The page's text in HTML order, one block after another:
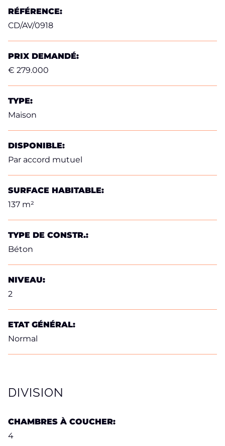
RÉFÉRENCE:
CD/AV/0918
PRIX DEMANDÉ:
€ 279.000
TYPE:
Maison
DISPONIBLE:
Par accord mutuel
SURFACE HABITABLE:
137 m²
TYPE DE CONSTR.:
Béton
NIVEAU:
2
ETAT GÉNÉRAL:
Normal
DIVISION
CHAMBRES À COUCHER:
4